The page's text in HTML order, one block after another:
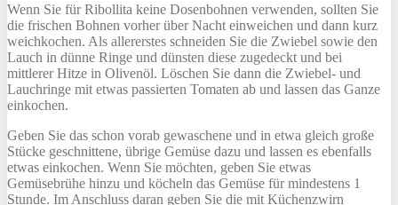
Wenn Sie für Ribollita keine Dosenbohnen verwenden, sollten Sie
die frischen Bohnen vorher über Nacht einweichen und dann kurz
weichkochen. Als allererstes schneiden Sie die Zwiebel sowie den
Lauch in dünne Ringe und dünsten diese zugedeckt und bei
mittlerer Hitze in Olivenöl. Löschen Sie dann die Zwiebel- und
Lauchringe mit etwas passierten Tomaten ab und lassen das Ganze
einkochen.
Geben Sie das schon vorab gewaschene und in etwa gleich große
Stücke geschnittene, übrige Gemüse dazu und lassen es ebenfalls
etwas einkochen. Wenn Sie möchten, geben Sie etwas
Gemüsebrühe hinzu und köcheln das Gemüse für mindestens 1
Stunde. Im Anschluss daran geben Sie die mit Küchenzwirn